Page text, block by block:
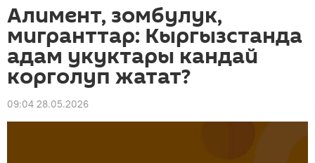
Алимент, зомбулук,
мигранттар: Кыргызстанда
адам укуктары кандай
корголуп жатат?
09:04 28.05.2026